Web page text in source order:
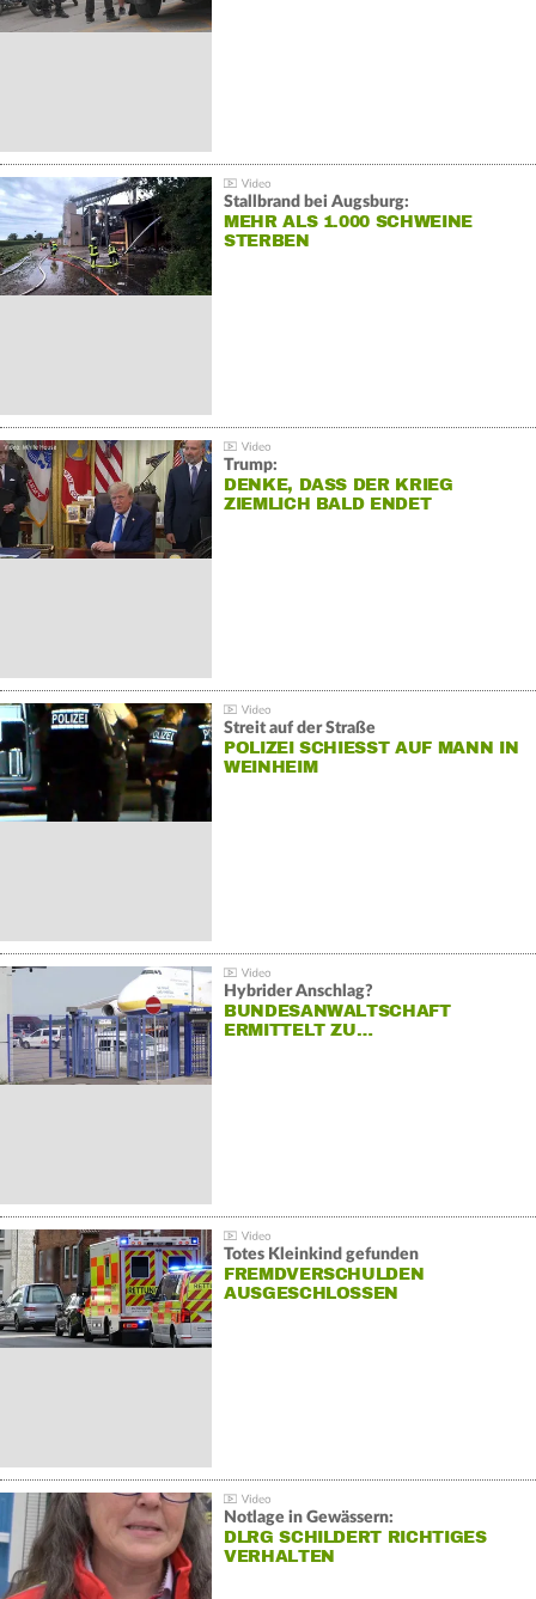
Stallbrand bei Augsburg:
MEHR ALS 1.000 SCHWEINE
STERBEN
Trump:
DENKE, DASS DER KRIEG
ZIEMLICH BALD ENDET
Streit auf der Straße
POLIZEI SCHIESST AUF MANN IN W
EINHEIM
Hybrider Anschlag?
BUNDESANWALTSCHAFT
ERMITTELT ZU…
Totes Kleinkind gefunden
FREMDVERSCHULDEN
AUSGESCHLOSSEN
Notlage in Gewässern:
DLRG SCHILDERT RICHTIGES
VERHALTEN